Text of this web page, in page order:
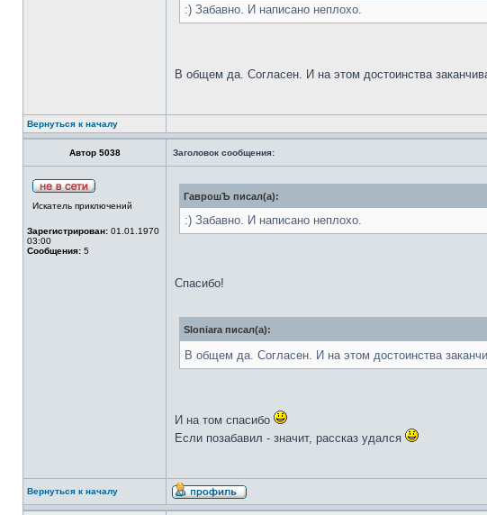
:) Забавно. И написано неплохо.
В общем да. Согласен. И на этом достоинства
Вернуться к началу
Автор 5038 Заголовок сообщения:
Искатель приключений
Зарегистрирован: 01.01.1970
03:00
Сообщения: 5
ГаврошЪ писал(а):
:) Забавно. И написано неплохо.
Спасибо!
Sloniara писал(а):
В общем да. Согласен. И на этом достоинства
И на том спасибо
Если позабавил - значит, рассказ удался
Вернуться к началу